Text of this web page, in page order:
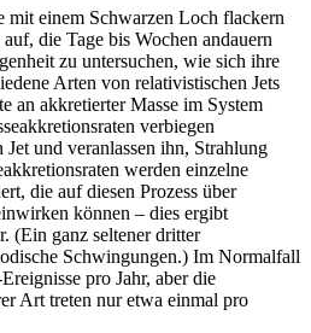
mit einem Schwarzen Loch flackern
die Tage bis Wochen andauern
zu untersuchen, wie sich ihre
Arten von relativistischen Jets
an akkretierter Masse im System
verbiegen
und veranlassen ihn, Strahlung
werden einzelne
die auf diesen Prozess über
können – dies ergibt
(Ein ganz seltener dritter
Schwingungen.) Im Normalfall
pro Jahr, aber die
Art treten nur etwa einmal pro